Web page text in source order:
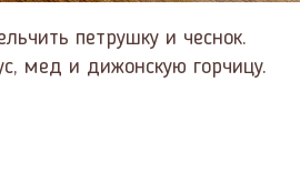
петрушку и чеснок.
мед и дижонскую горчицу.